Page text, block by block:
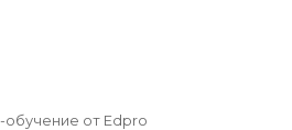
обучение от Edpro